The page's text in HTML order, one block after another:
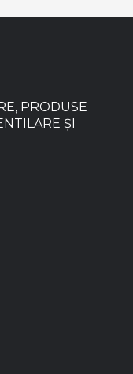
PRODUSE
ȘI